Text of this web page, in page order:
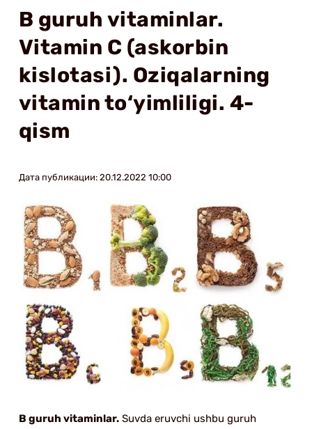
B guruh vitaminlar.
Vitamin C (askorbin
kislotasi). Oziqalarning
vitamin to‘yimliligi. 4-
qism
Дата публикации: 20.12.2022 10:00
B guruh vitaminlar.Suvda eruvchi ushbu guruh